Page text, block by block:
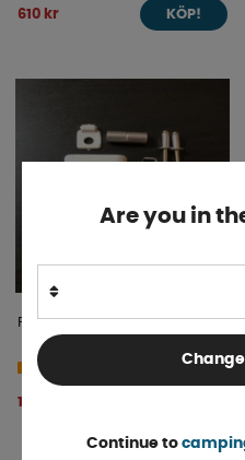
610 kr KÖP!
Plastbeslag för markisben
4-9 dagar
189 kr
Are you in
Continue to